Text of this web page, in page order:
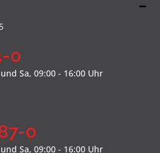
0
Sa, 09:00 - 16:00 Uhr
0
Sa, 09:00 - 16:00 Uhr